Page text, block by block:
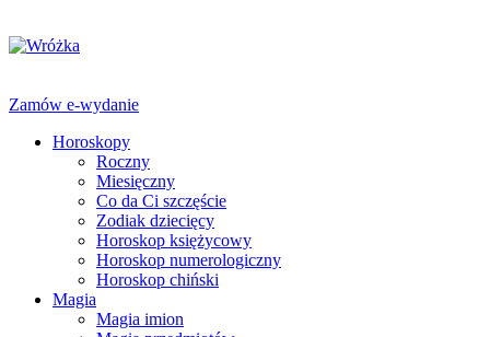
Zamów e-wydanie
Horoskopy
Roczny
Miesięczny
Co da Ci szczęście
Zodiak dziecięcy
Horoskop księżycowy
Horoskop numerologiczny
Horoskop chiński
Magia
Magia imion